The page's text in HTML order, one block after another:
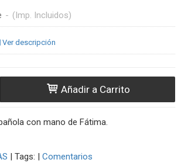
- (Imp. Incluidos)
Ver descripción
Añadir a Carrito
con mano de Fátima.
| Tags: | Comentarios